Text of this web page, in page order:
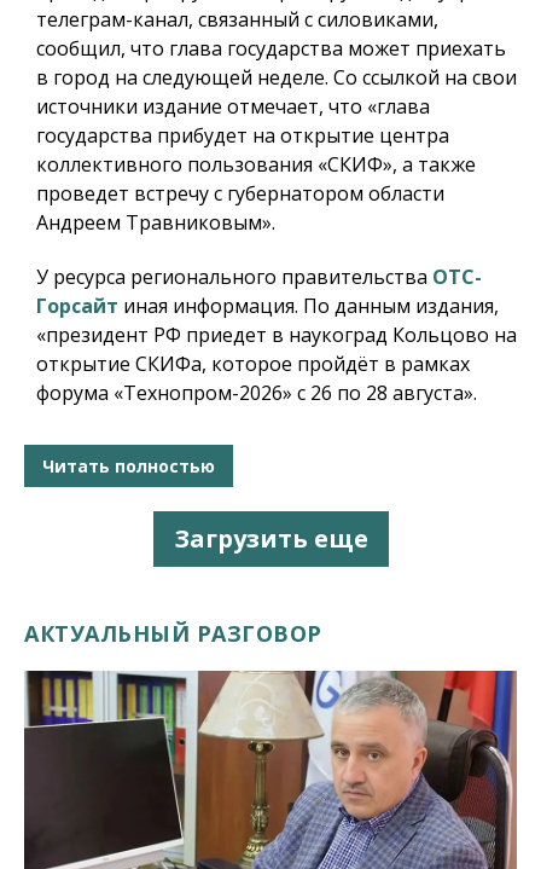
телеграм-канал, связанный с силовиками,
сообщил, что глава государства может приехать
в город на следующей неделе. Со ссылкой на свои
источники издание отмечает, что «глава
государства прибудет на открытие центра
коллективного пользования «СКИФ», а также
проведет встречу с губернатором области
Андреем Травниковым».
У ресурса регионального правительства ОТС-
Горсайт иная информация. По данным издания,
«президент РФ приедет в наукоград Кольцово на
открытие СКИФа, которое пройдёт в рамках
форума «Технопром-2026» с 26 по 28 августа».
Читать полностью
Загрузить еще
АКТУАЛЬНЫЙ РАЗГОВОР